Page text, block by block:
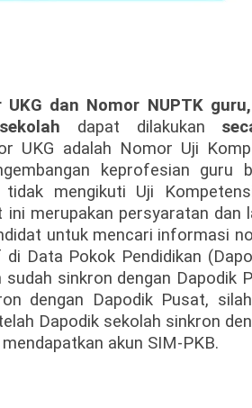
dan Nomor NUPTK
dapat dilakukan
UKG adalah Nomor Uji
keprofesian guru
mengikuti Uji
merupakan persyaratan dan
untuk mencari informasi
Data Pokok Pendidikan
sinkron dengan Dapodik
dengan Dapodik Pusat,
Dapodik sekolah sinkron
akun SIM-PKB.